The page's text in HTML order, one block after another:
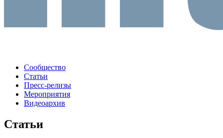
Сообщество
Статьи
Пресс-релизы
Мероприятия
Видеоархив
Статьи